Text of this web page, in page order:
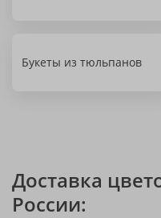
Букеты из тюльпанов
Доставка
России: